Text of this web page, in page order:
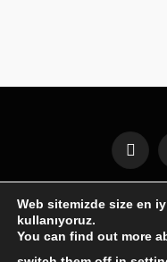
GENEL WINDOWS
İNTERNET
İOS
Web sitemizde size en
kullanıyoruz.
You can find out more